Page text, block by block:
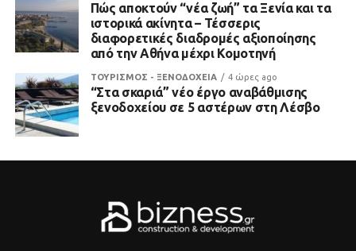
Πώς αποκτούν “νέα ζωή” τα Ξενία και τα
ιστορικά ακίνητα – Τέσσερις
διαφορετικές διαδρομές αξιοποίησης
από την Αθήνα μέχρι Κομοτηνή
ΤΟΥΡΙΣΜΟΣ - ΞΕΝΟΔΟΧΕΙΑ 4 ώρες ago
“Στα σκαριά” νέο έργο αναβάθμισης
ξενοδοχείου σε 5 αστέρων στη Λέσβο